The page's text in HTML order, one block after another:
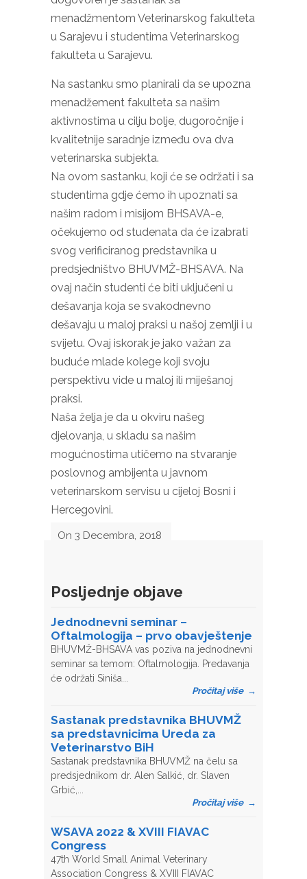
menadžmentom Veterinarskog fakulteta
u Sarajevu i studentima Veterinarskog
fakulteta u Sarajevu.
Na sastanku smo planirali da se upozna
menadžement fakulteta sa našim
aktivnostima u cilju bolje, dugoročnije i
kvalitetnije saradnje između ova dva
veterinarska subjekta.
Na ovom sastanku, koji će se održati i sa
studentima gdje ćemo ih upoznati sa
našim radom i misijom BHSAVA-e,
očekujemo od studenata da će izabrati
svog verificiranog predstavnika u
predsjedništvo BHUVMŽ-BHSAVA. Na
ovaj način studenti će biti uključeni u
dešavanja koja se svakodnevno
dešavaju u maloj praksi u našoj zemlji i u
svijetu. Ovaj iskorak je jako važan za
buduće mlade kolege koji svoju
perspektivu vide u maloj ili miješanoj
praksi.
Naša želja je da u okviru našeg
djelovanja, u skladu sa našim
mogućnostima utičemo na stvaranje
poslovnog ambijenta u javnom
veterinarskom servisu u cijeloj Bosni i
Hercegovini.
On 3 Decembra, 2018
Posljednje objave
Jednodnevni seminar –
Oftalmologija – prvo obavještenje
BHUVMŽ-BHSAVA vas poziva na jednodnevni
seminar sa temom: Oftalmologija. Predavanja
će održati Siniša...
Pročitaj više →
Sastanak predstavnika BHUVMŽ
sa predstavnicima Ureda za
Veterinarstvo BiH
Sastanak predstavnika BHUVMŽ na čelu sa
predsjednikom dr. Alen Salkić, dr. Slaven
Grbić,...
Pročitaj više →
WSAVA 2022 & XVIII FIAVAC
Congress
47th World Small Animal Veterinary
Association Congress & XVIII FIAVAC